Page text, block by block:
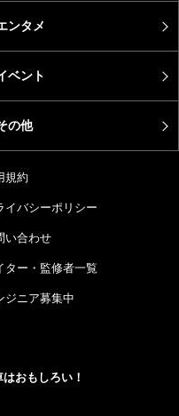
ンタメ
ベント
の他
規約
イバシーポリシー
い合わせ
ター・監修者一覧
ジニア募集中
おもしろい！